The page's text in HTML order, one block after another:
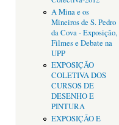
A Mina e os
Mineiros de S. Pedro
da Cova - Exposição,
Filmes e Debate na
UPP
EXPOSIÇÃO
COLETIVA DOS
CURSOS DE
DESENHO E
PINTURA
EXPOSIÇÃO E